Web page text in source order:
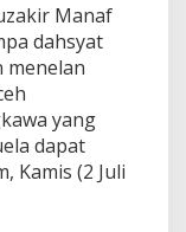
Manaf
dahsyat
menelan
yang
dapat
Kamis (2 Juli